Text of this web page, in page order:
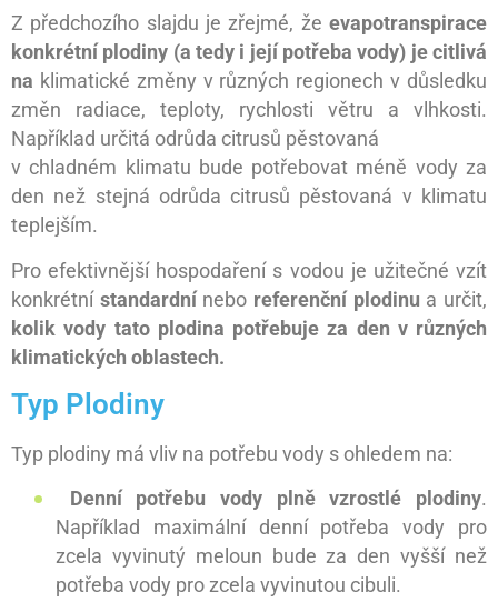
Z předchozího slajdu je zřejmé, že evapotranspirace
konkrétní plodiny (a tedy i její potřeba vody) je citlivá
na klimatické změny v různých regionech v důsledku
změn radiace, teploty, rychlosti větru a vlhkosti.
Například určitá odrůda citrusů pěstovaná
v chladném klimatu bude potřebovat méně vody za
den než stejná odrůda citrusů pěstovaná v klimatu
teplejším.
Pro efektivnější hospodaření s vodou je užitečné vzít
konkrétní standardní nebo referenční plodinu a určit,
kolik vody tato plodina potřebuje za den v různých
klimatických oblastech.
Typ Plodiny
Typ plodiny má vliv na potřebu vody s ohledem na:
Denní potřebu vody plně vzrostlé plodiny.
Například maximální denní potřeba vody pro
zcela vyvinutý meloun bude za den vyšší než
potřeba vody pro zcela vyvinutou cibuli.